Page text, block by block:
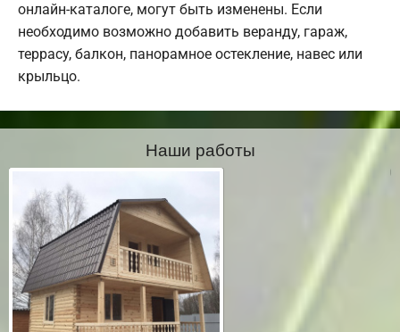
онлайн-каталоге, могут быть изменены. Если
необходимо возможно добавить веранду, гараж,
террасу, балкон, панорамное остекление, навес или
крыльцо.
Наши работы